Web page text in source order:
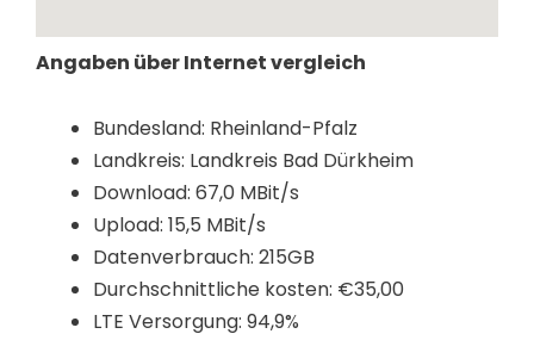
Angaben über Internet vergleich
Bundesland: Rheinland-Pfalz
Landkreis: Landkreis Bad Dürkheim
Download: 67,0 MBit/s
Upload: 15,5 MBit/s
Datenverbrauch: 215GB
Durchschnittliche kosten: €35,00
LTE Versorgung: 94,9%